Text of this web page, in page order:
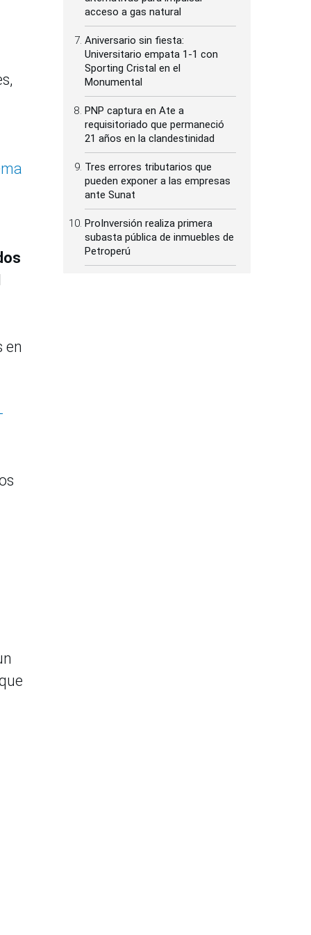
en
acceso a gas natural
Aniversario sin fiesta:
Universitario empata 1-1 con
Sporting Cristal en el
Monumental
PNP captura en Ate a
requisitoriado que permaneció
21 años en la clandestinidad
Tres errores tributarios que
pueden exponer a las empresas
ante Sunat
ProInversión realiza primera
subasta pública de inmuebles de
Petroperú